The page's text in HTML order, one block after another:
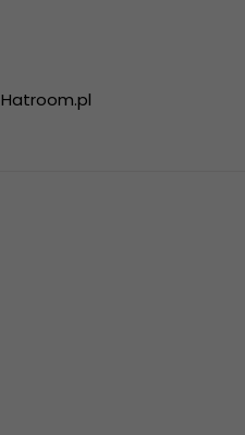
Hatroom.pl